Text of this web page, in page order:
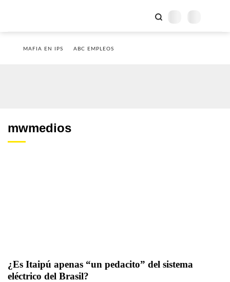
MAFIA EN IPS ABC EMPLEOS
mwmedios
¿Es Itaipú apenas “un pedacito” del sistema
eléctrico del Brasil?